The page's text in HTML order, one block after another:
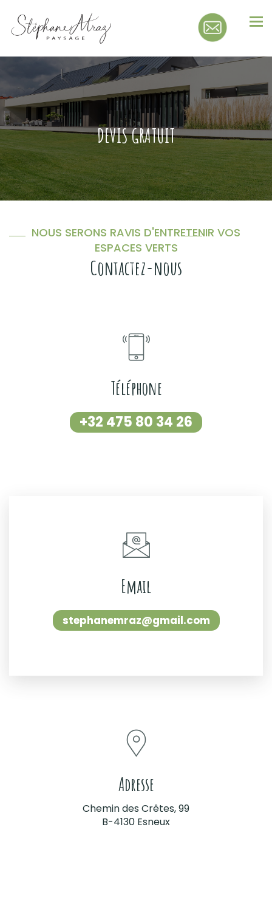
DEVIS GRATUIT
NOUS SERONS RAVIS D'ENTRETENIR VOS
ESPACES VERTS
Contactez-nous
Téléphone
+32 475 80 34 26
Email
stephanemraz@gmail.com
Adresse
Chemin des Crêtes, 99
B-4130 Esneux